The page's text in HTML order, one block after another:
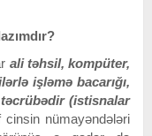
ali təhsil, kompüter,
işləmə bacarığı,
təcrübədir (istisnalar
nümayəndələri